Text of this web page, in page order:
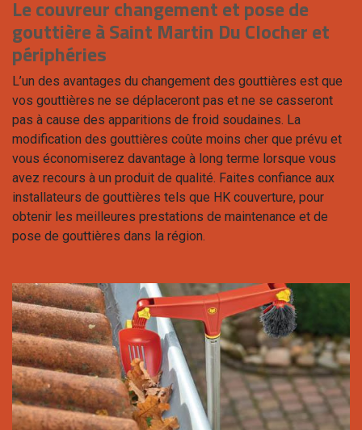
Le couvreur changement et pose de
gouttière à Saint Martin Du Clocher et
périphéries
L’un des avantages du changement des gouttières est que
vos gouttières ne se déplaceront pas et ne se casseront
pas à cause des apparitions de froid soudaines. La
modification des gouttières coûte moins cher que prévu et
vous économiserez davantage à long terme lorsque vous
avez recours à un produit de qualité. Faites confiance aux
installateurs de gouttières tels que HK couverture, pour
obtenir les meilleures prestations de maintenance et de
pose de gouttières dans la région.